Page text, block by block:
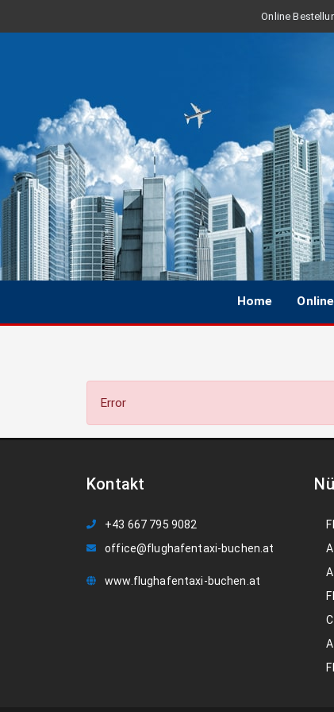
Online
Home
Error
Kontakt
+43 667 795 9082
office@flughafentaxi-buchen.at
www.flughafentaxi-buchen.at